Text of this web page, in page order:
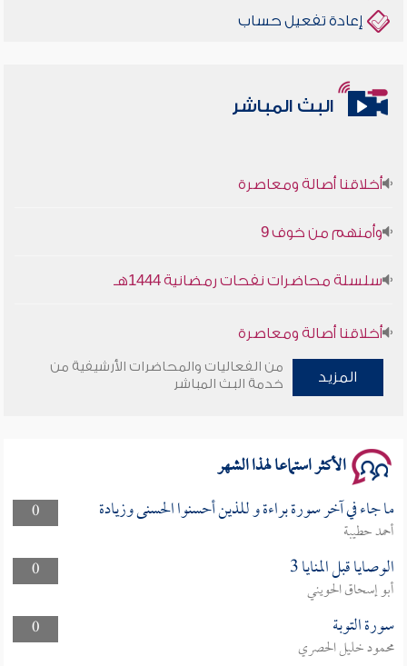
إعادة تفعيل حساب
البث المباشر
أخلاقنا أصالة ومعاصرة
وأمنهم من خوف 9
سلسلة محاضرات نفحات رمضانية 1444هـ
أخلاقنا أصالة ومعاصرة
وأمنهم من خوف 9
المزيد
من الفعاليات والمحاضرات الأرشيفية من
خدمة البث المباشر
الأكثر استماعا لهذا الشهر
0 ما جاء في آخر سورة براءة و للذين أحسنوا الحسنى وزيادة
أحمد حطيبة
0
الوصايا قبل المنايا 3
أبو إسحاق الحويني
0
سورة التوبة
محمود خليل الحصري